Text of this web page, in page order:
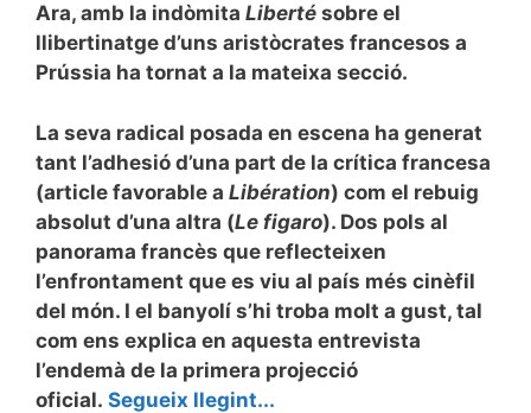
Ara, amb la indòmita Liberté sobre el
llibertinatge d’uns aristòcrates francesos a
Prússia ha tornat a la mateixa secció.
La seva radical posada en escena ha generat
tant l’adhesió d’una part de la crítica francesa
(article favorable a Libération) com el rebuig
absolut d’una altra (Le figaro). Dos pols al
panorama francès que reflecteixen
l’enfrontament que es viu al país més cinèfil
del món. I el banyolí s’hi troba molt a gust, tal
com ens explica en aquesta entrevista
l’endemà de la primera projecció
oficial. Segueix llegint...